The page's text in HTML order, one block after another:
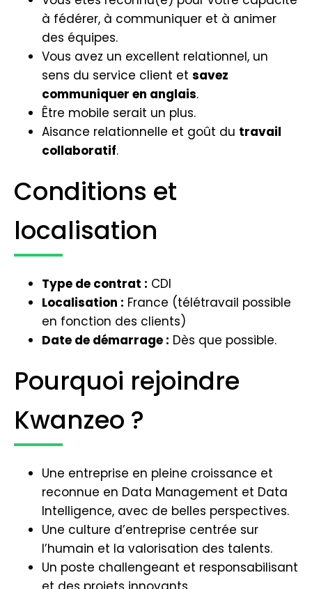
à fédérer, à communiquer et à animer
des équipes.
Vous avez un excellent relationnel, un
sens du service client et savez
communiquer en anglais.
Être mobile serait un plus.
Aisance relationnelle et goût du travail
collaboratif.
Conditions et
localisation
Type de contrat : CDI
Localisation : France (télétravail possible
en fonction des clients)
Date de démarrage : Dès que possible.
Pourquoi rejoindre
Kwanzeo ?
Une entreprise en pleine croissance et
reconnue en Data Management et Data
Intelligence, avec de belles perspectives.
Une culture d’entreprise centrée sur
l’humain et la valorisation des talents.
Un poste challengeant et responsabilisant